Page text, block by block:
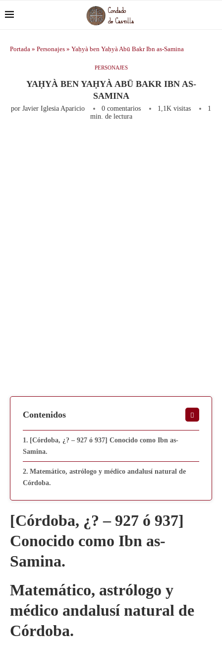
Portada » Personajes » Yaḥyà ben Yaḥyà Abū Bakr Ibn as-Samina
PERSONAJES
YAḤYÀ BEN YAḤYÀ ABŪ BAKR IBN AS-
SAMINA
por Javier Iglesia Aparicio 0 comentarios 1,1K visitas
1
min. de lectura
Contenidos
[Córdoba, ¿? – 927 ó 937] Conocido como Ibn as-
Samina.
Matemático, astrólogo y médico andalusí natural de
Córdoba.
[Córdoba, ¿? – 927 ó 937]
Conocido como Ibn as-
Samina.
Matemático, astrólogo y
médico andalusí natural de
Córdoba.